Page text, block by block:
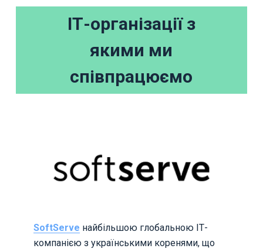
ІТ-організації з
якими ми
співпрацюємо
SoftServe найбільшою глобальною ІТ-
компанією з українськими коренями, що